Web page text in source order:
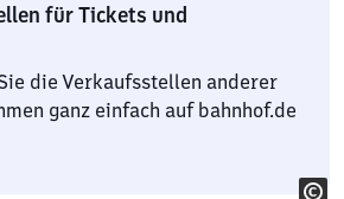
für Tickets und
die Verkaufsstellen anderer
ganz einfach auf bahnhof.de